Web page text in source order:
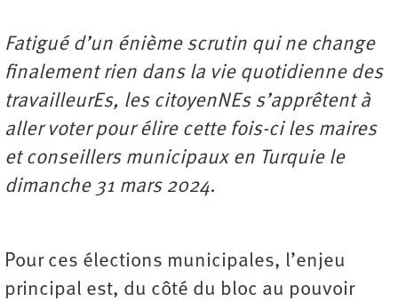
Fatigué d’un énième scrutin qui ne change
finalement rien dans la vie quotidienne des
travailleurEs, les citoyenNEs s’apprêtent à
aller voter pour élire cette fois-ci les maires
et conseillers municipaux en Turquie le
dimanche 31 mars 2024.
Pour ces élections municipales, l’enjeu
principal est, du côté du bloc au pouvoir